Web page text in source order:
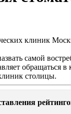
самой
столицы.